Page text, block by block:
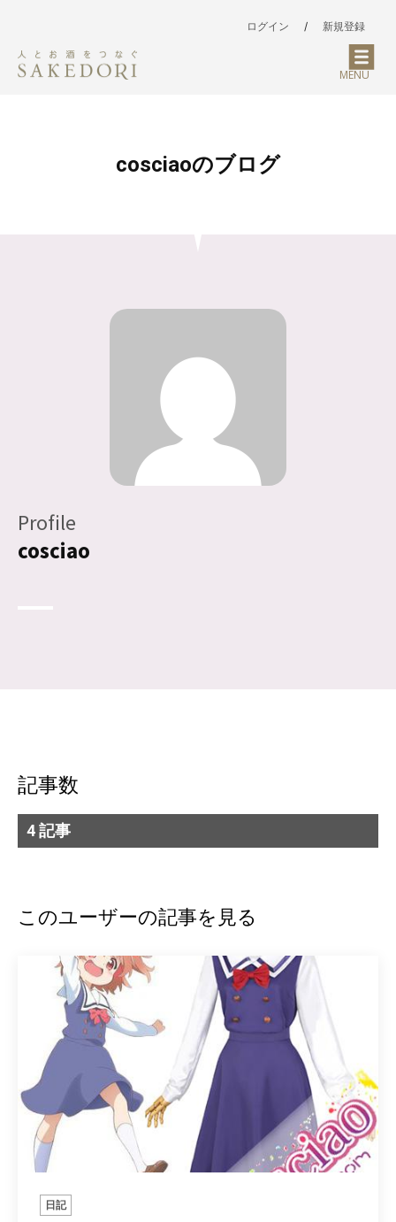
ログイン / 新規登録
MENU
cosciaoのブログ
Profile
cosciao
記事数
4 記事
このユーザーの記事を見る
日記